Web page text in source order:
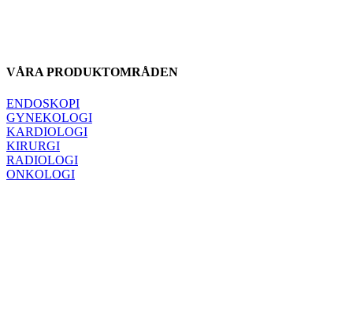
VÅRA PRODUKTOMRÅDEN
ENDOSKOPI
GYNEKOLOGI
KARDIOLOGI
KIRURGI
RADIOLOGI
ONKOLOGI